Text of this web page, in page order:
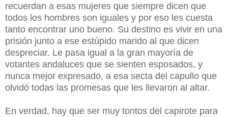
recuerdan a esas mujeres que siempre dicen que
todos los hombres son iguales y por eso les cuesta
tanto encontrar uno bueno. Su destino es vivir en una
prisión junto a ese estúpido marido al que dicen
despreciar. Le pasa igual a la gran mayoría de
votantes andaluces que se sienten esposados, y
nunca mejor expresado, a esa secta del capullo que
olvidó todas las promesas que les llevaron al altar.
En verdad, hay que ser muy tontos del capirote para